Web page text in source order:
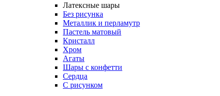
Латексные шары
Без рисунка
Металлик и перламутр
Пастель матовый
Кристалл
Хром
Агаты
Шары с конфетти
Сердца
С рисунком